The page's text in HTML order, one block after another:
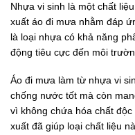
Nhựa vi sinh là một chất
xuất áo đi mưa nhằm đáp
là loại nhựa có khả năng
động tiêu cực đến môi
Áo đi mưa làm từ nhựa vi
chống nước tốt mà còn
vì không chứa hóa chất
xuất đã giúp loại chất liệu